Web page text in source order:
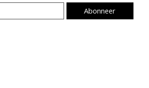
Abonneer